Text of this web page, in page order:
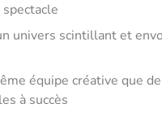
univers scintillant et
équipe créative que
à succès